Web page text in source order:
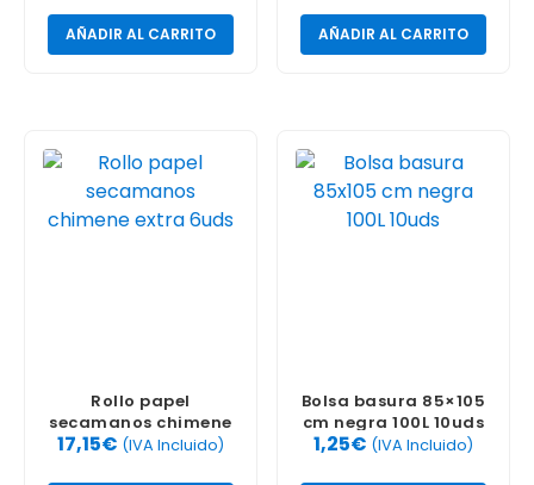
AÑADIR AL CARRITO AÑADIR AL CARRITO
Rollo papel
secamanos chimene
extra 6uds
17,15€ (IVA Incluido)
Bolsa basura 85×105
cm negra 100L 10uds
1,25€ (IVA Incluido)